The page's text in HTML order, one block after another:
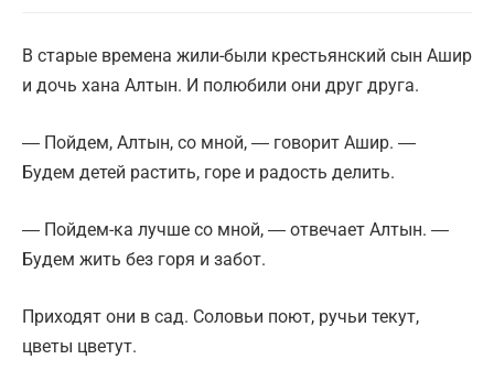
В старые времена жили-были крестьянский сын Ашир
и дочь хана Алтын. И полюбили они друг друга.
― Пойдем, Алтын, со мной, ― говорит Ашир. ―
Будем детей растить, горе и радость делить.
― Пойдем-ка лучше со мной, ― отвечает Алтын. ―
Будем жить без горя и забот.
Приходят они в сад. Соловьи поют, ручьи текут,
цветы цветут.